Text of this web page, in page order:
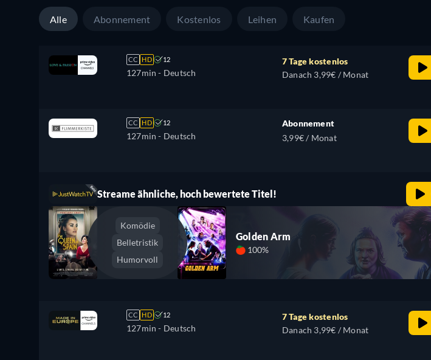
Alle Abonnement Kostenlos Leihen Kaufen
CC HD 12
127min - Deutsch
7 Tage kostenlos
Danach 3,99€ / Monat
CC HD 12
127min - Deutsch
Abonnement
3,99€ / Monat
Streame ähnliche, hoch bewertete Titel!
Komödie
Belletristik
Humorvoll
Golden Arm
100%
CC HD 12
127min - Deutsch
7 Tage kostenlos
Danach 3,99€ / Monat